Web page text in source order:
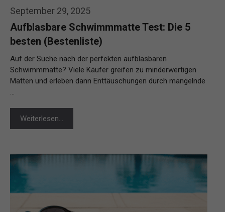
September 29, 2025
Aufblasbare Schwimmmatte Test: Die 5
besten (Bestenliste)
Auf der Suche nach der perfekten aufblasbaren
Schwimmmatte? Viele Käufer greifen zu minderwertigen
Matten und erleben dann Enttäuschungen durch mangelnde
…
Weiterlesen…